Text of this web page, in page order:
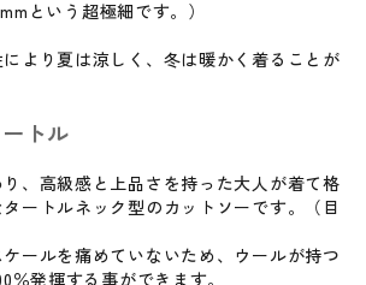
という超極細です。）
より夏は涼しく、冬は暖かく着ることが
トル
、高級感と上品さを持った大人が着て格
ートルネック型のカットソーです。（目
ールを痛めていないため、ウールが持つ
％発揮する事ができます。